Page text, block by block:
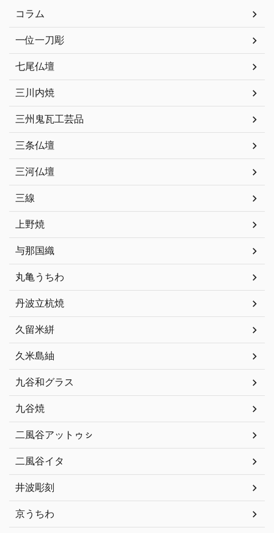
コラム
一位一刀彫
七尾仏壇
三川内焼
三州鬼瓦工芸品
三条仏壇
三河仏壇
三線
上野焼
与那国織
丸亀うちわ
丹波立杭焼
久留米絣
久米島紬
九谷和グラス
九谷焼
二風谷アットゥㇱ
二風谷イタ
井波彫刻
京うちわ